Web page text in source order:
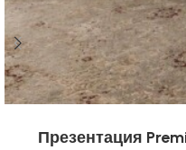
Презентация